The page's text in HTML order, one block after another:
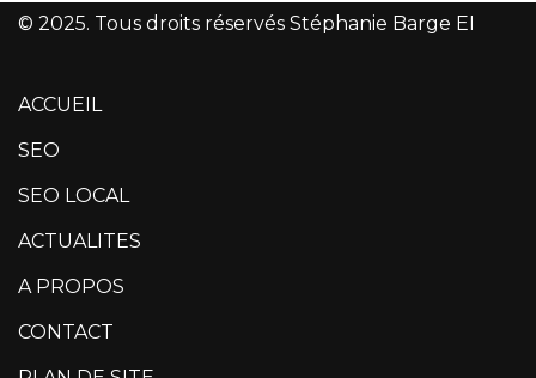
© 2025. Tous droits réservés Stéphanie Barge EI
ACCUEIL
SEO
SEO LOCAL
ACTUALITES
A PROPOS
CONTACT